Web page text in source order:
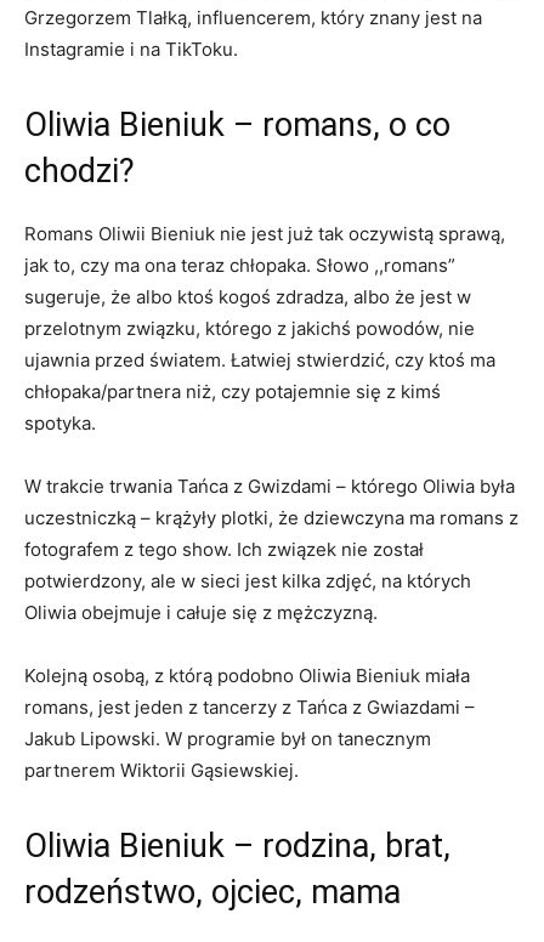
Grzegorzem Tlałką, influencerem, który znany jest na
Instagramie i na TikToku.
Oliwia Bieniuk – romans, o co
chodzi?
Romans Oliwii Bieniuk nie jest już tak oczywistą sprawą,
jak to, czy ma ona teraz chłopaka. Słowo ,,romans”
sugeruje, że albo ktoś kogoś zdradza, albo że jest w
przelotnym związku, którego z jakichś powodów, nie
ujawnia przed światem. Łatwiej stwierdzić, czy ktoś ma
chłopaka/partnera niż, czy potajemnie się z kimś
spotyka.
W trakcie trwania Tańca z Gwizdami – którego Oliwia była
uczestniczką – krążyły plotki, że dziewczyna ma romans z
fotografem z tego show. Ich związek nie został
potwierdzony, ale w sieci jest kilka zdjęć, na których
Oliwia obejmuje i całuje się z mężczyzną.
Kolejną osobą, z którą podobno Oliwia Bieniuk miała
romans, jest jeden z tancerzy z Tańca z Gwiazdami –
Jakub Lipowski. W programie był on tanecznym
partnerem Wiktorii Gąsiewskiej.
Oliwia Bieniuk – rodzina, brat,
rodzeństwo, ojciec, mama